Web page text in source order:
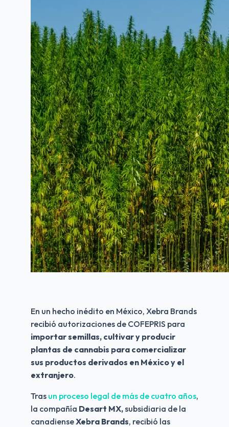
En un hecho inédito en México, Xebra Brands
importar semillas, cultivar y producir
plantas de cannabis para comercializar
sus productos derivados en México y el
extranjero.
Tras un proceso legal de más de cuatro años,
la compañía Desart MX, subsidiaria de la
canadiense Xebra Brands, recibió las